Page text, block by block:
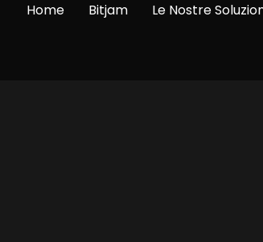
Home Bitjam Le Nostre